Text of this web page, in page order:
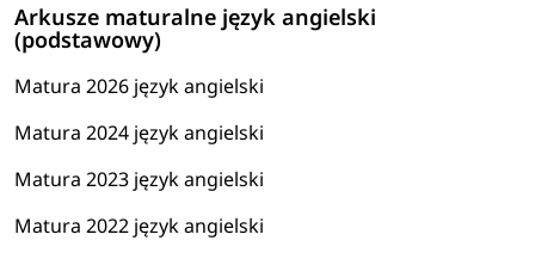
Arkusze maturalne język angielski
(podstawowy)
Matura 2026 język angielski
Matura 2024 język angielski
Matura 2023 język angielski
Matura 2022 język angielski